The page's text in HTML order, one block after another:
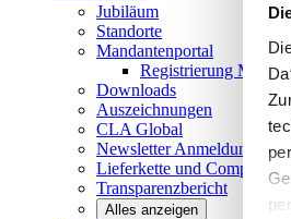
Jubiläum
Standorte
Mandantenportal
Registrierung
Downloads
Auszeichnungen
CLA Global
NewsletterAnmeldung
Lieferkette und Compliance
Transparenzbericht
Alles anzeigen